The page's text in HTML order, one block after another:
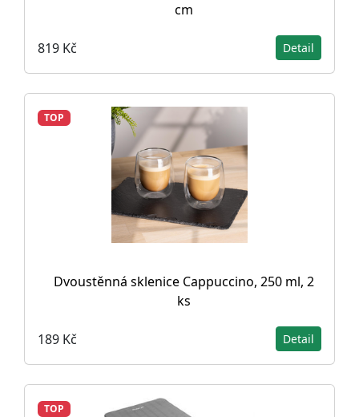
cm
819 Kč Detail
TOP
Dvoustěnná sklenice Cappuccino, 250 ml, 2
ks
189 Kč Detail
TOP